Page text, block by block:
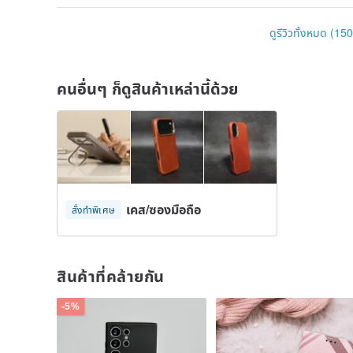
Will be sent by SF Express, usually sent within 1-2
Will be sent by registered post by Hongkong Post
ดูรีวิวทั้งหมด
คนอื่นๆ ก็ดูสินค้าเหล่านี้ด้วย
สั่งทำพิเศษ เคส/ซองมือถือ
สินค้าที่คล้ายกัน
-5%